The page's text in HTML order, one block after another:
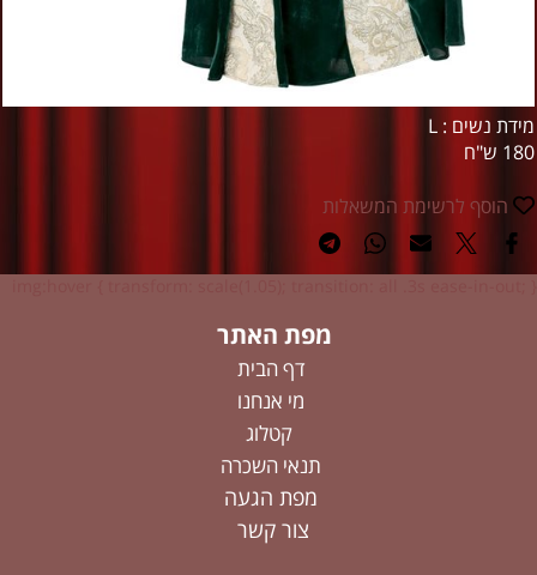
מידת נשים : L
180 ש"ח
הוסף לרשימת המשאלות
מפת האתר
דף הבית
מי אנחנו
קטלוג
תנאי השכרה
מפת הגעה
צור קשר